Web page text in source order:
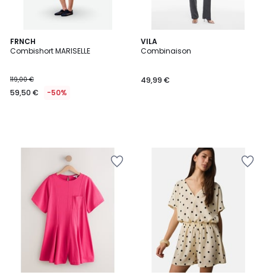
FRNCH
Combishort MARISELLE
119,00 €
59,50 € -50%
VILA
Combinaison
49,99 €